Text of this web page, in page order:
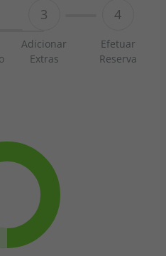
3
Adicionar
Extras
4
Efetuar
Reserva